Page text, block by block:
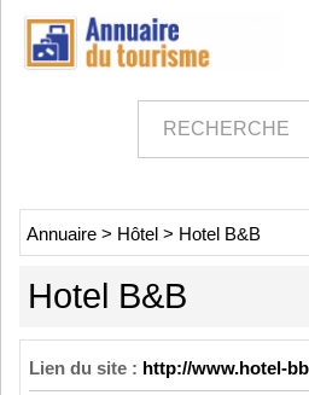
Annuaire > Hôtel > Hotel B&B
Hotel B&B
Lien du site : http://www.hotel-